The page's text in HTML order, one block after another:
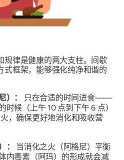
规律是健康的两大支柱。间歇
式框架，能够强化纯净和谐的
）：
只在合适的时间进食——
时候（上午 10 点到下午 6 点）
确保更好地消化和吸收营
：
当消化之火（阿格尼）平衡
内毒素（阿玛）的形成就会减